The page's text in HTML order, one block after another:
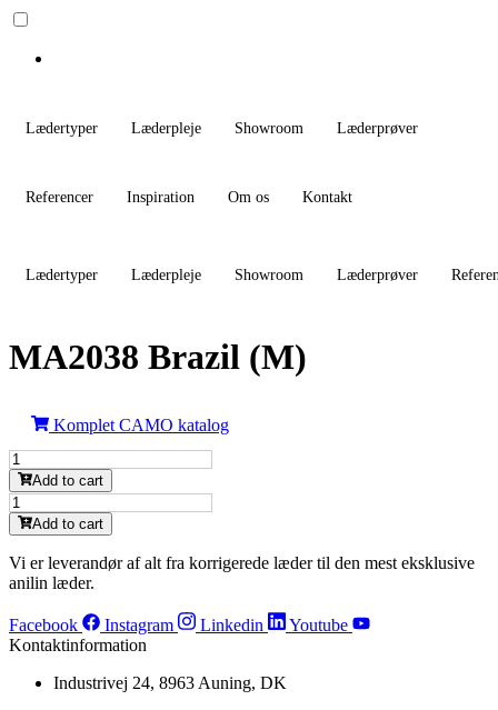
Lædertyper Læderpleje Showroom Læderprøver
Referencer Inspiration Om os Kontakt
Lædertyper Læderpleje Showroom Læderprøver
MA2038 Brazil (M)
Komplet CAMO katalog
MA2038
Brazil
(M)
antal
Add to cart
MA2038
Brazil
(M)
antal
Add to cart
Vi er leverandør af alt fra korrigerede læder til den mest eksklusive
anilin læder.
Facebook Instagram Linkedin
Youtube
Kontaktinformation
Industrivej 24, 8963 Auning, DK